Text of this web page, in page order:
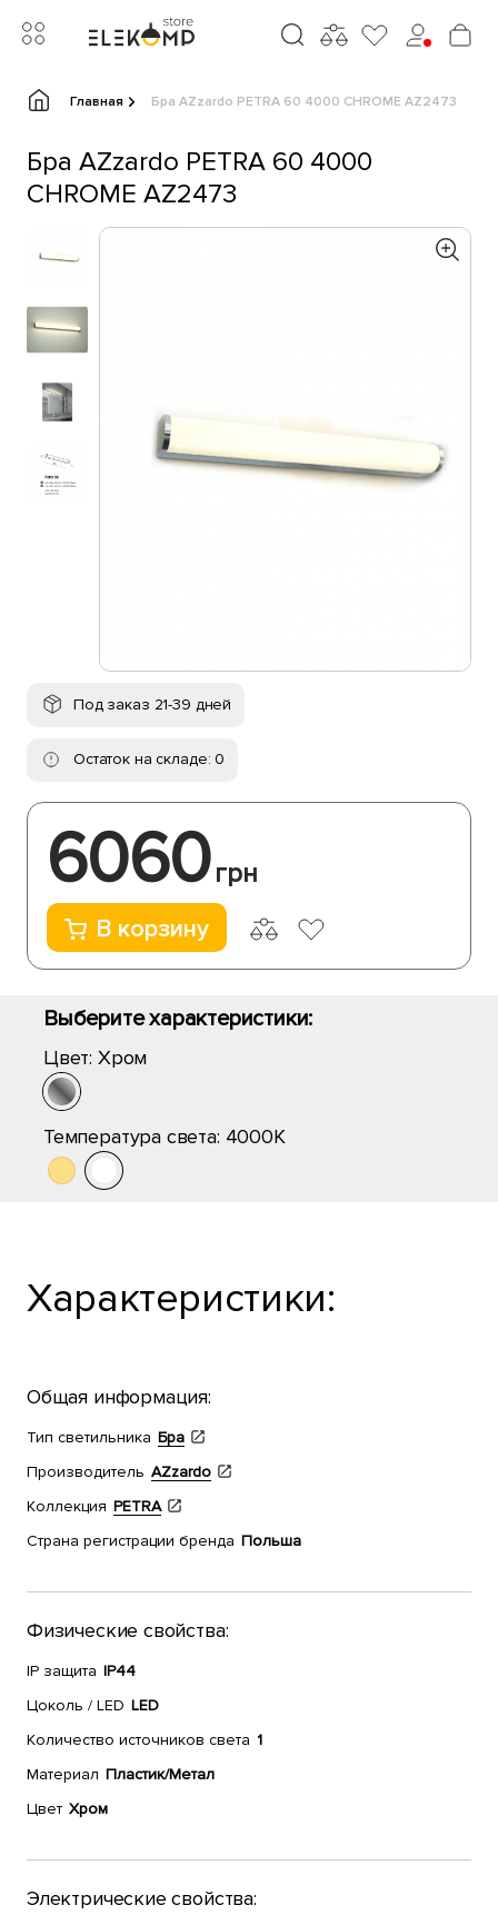
Главная Бра AZzardo PETRA 60 4000 CHROME AZ2473
Бра AZzardo PETRA 60 4000
CHROME AZ2473
Под заказ 21-39 дней
Остаток на складе: 0
6060грн
В корзину
Выберите характеристики:
Цвет: Хром
Температура света: 4000K
Характеристики:
Общая информация:
Тип светильника Бра
Производитель AZzardo
Коллекция PETRA
Страна регистрации бренда Польша
Физические свойства:
IP защита IP44
Цоколь / LED LED
Количество источников света 1
Материал Пластик/Метал
Цвет Хром
Электрические свойства: